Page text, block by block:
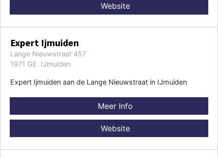
Website
Expert Ijmuiden
Lange Nieuwstraat 457
1971 GE IJmuiden
Expert Ijmuiden aan de Lange Nieuwstraat in IJmuiden
Meer Info
Website